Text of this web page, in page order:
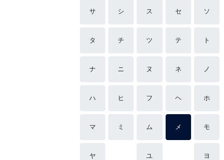
サ シ ス セ ソ
タ チ ツ テ ト
ナ ニ ヌ ネ ノ
ハ ヒ フ ヘ ホ
マ ミ ム メ モ
ヤ ユ ヨ